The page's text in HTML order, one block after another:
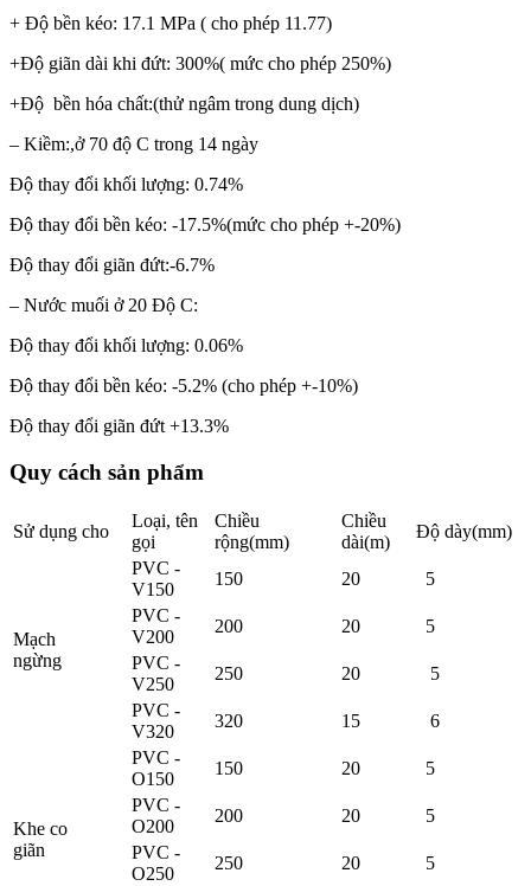
+ Độ bền kéo: 17.1 MPa ( cho phép 11.77)
+Độ giãn dài khi đứt: 300%( mức cho phép 250%)
+Độ bền hóa chất:(thử ngâm trong dung dịch)
– Kiềm:,ở 70 độ C trong 14 ngày
Độ thay đổi khối lượng: 0.74%
Độ thay đổi bền kéo: -17.5%(mức cho phép +-20%)
Độ thay đổi giãn đứt:-6.7%
– Nước muối ở 20 Độ C:
Độ thay đổi khối lượng: 0.06%
Độ thay đổi bền kéo: -5.2% (cho phép +-10%)
Độ thay đổi giãn đứt +13.3%
Quy cách sản phẩm
Sử dụng cho
Loại, tên
gọi
Chiều
rộng(mm)
Chiều
dài(m)
Độ dày(mm)
Mạch
ngừng
PVC -
V150
150 20
5
PVC -
V200
200 20
5
PVC -
V250
250 20
5
PVC -
V320
320 15 6
Khe co
giãn
PVC -
O150
150 20
5
PVC -
O200
200 20
5
PVC -
O250
250 20
5